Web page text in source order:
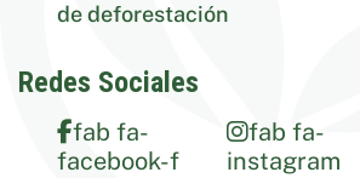
de deforestación
Redes Sociales
fab fa-
facebook-f
fab fa-
instagram